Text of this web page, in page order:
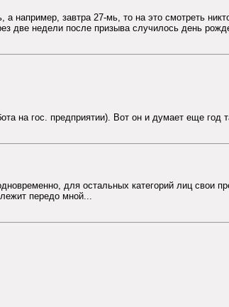
например, завтра 27-мь, то на это смотреть
две недели после призыва случилось день
на гос. предприятии). Вот он и думает еще год
для остальных категорий лиц свои
передо мной...